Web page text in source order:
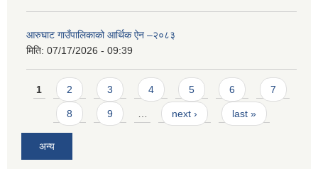
आरुघाट गाउँपालिकाको आर्थिक ऐन –२०८३
मिति: 07/17/2026 - 09:39
Pages
1 2 3 4 5 6 7
8 9 next › last »
अन्य